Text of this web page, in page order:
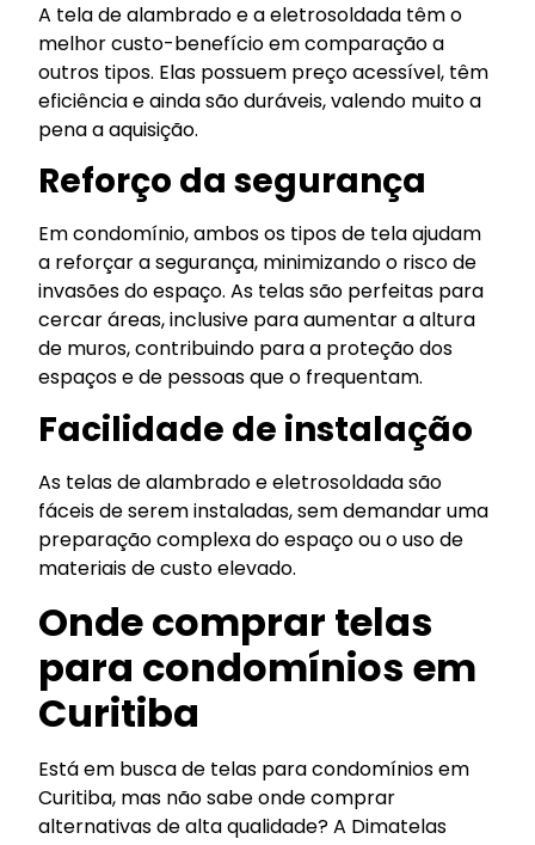
A tela de alambrado e a eletrosoldada têm o
melhor custo-benefício em comparação a
outros tipos. Elas possuem preço acessível, têm
eficiência e ainda são duráveis, valendo muito a
pena a aquisição.
Reforço da segurança
Em condomínio, ambos os tipos de tela ajudam
a reforçar a segurança, minimizando o risco de
invasões do espaço. As telas são perfeitas para
cercar áreas, inclusive para aumentar a altura
de muros, contribuindo para a proteção dos
espaços e de pessoas que o frequentam.
Facilidade de instalação
As telas de alambrado e eletrosoldada são
fáceis de serem instaladas, sem demandar uma
preparação complexa do espaço ou o uso de
materiais de custo elevado.
Onde comprar telas
para condomínios em
Curitiba
Está em busca de telas para condomíniosem
Curitiba, mas não sabe onde comprar
alternativas de alta qualidade? A Dimatelas